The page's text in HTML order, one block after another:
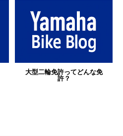
大型二輪免許ってどんな免
許？